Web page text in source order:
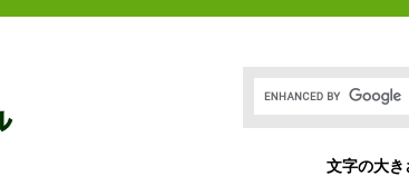
文字の大き